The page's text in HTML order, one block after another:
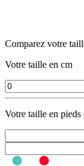
Comparez votre
Votre taille en cm
Votre taille en pieds